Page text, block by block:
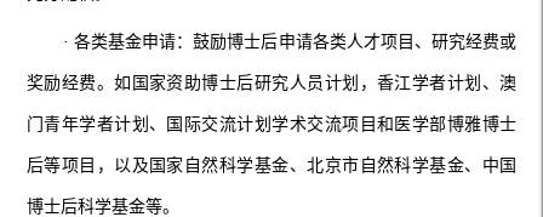
· 各类基金申请：鼓励博士后申请各类人才项目、研究经费或
奖励经费。如国家资助博士后研究人员计划，香江学者计划、澳
门青年学者计划、国际交流计划学术交流项目和医学部博雅博士
后等项目，以及国家自然科学基金、北京市自然科学基金、中国
博士后科学基金等。